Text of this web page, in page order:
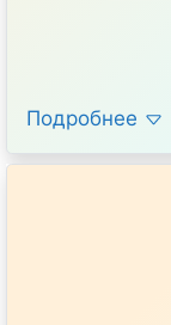
Подробнее